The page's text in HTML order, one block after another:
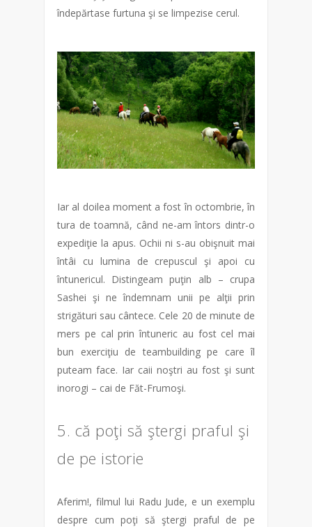
îndepărtase furtuna şi se limpezise cerul.
Iar al doilea moment a fost în octombrie, în
tura de toamnă, când ne-am întors dintr-o
expediţie la apus. Ochii ni s-au obişnuit mai
întâi cu lumina de crepuscul şi apoi cu
întunericul. Distingeam puţin alb – crupa
Sashei şi ne îndemnam unii pe alţii prin
strigături sau cântece. Cele 20 de minute de
mers pe cal prin întuneric au fost cel mai
bun exerciţiu de teambuilding pe care îl
puteam face. Iar caii noştri au fost şi sunt
inorogi – cai de Făt-Frumoşi.
5. că poţi să ştergi praful şi
de pe istorie
Aferim!, filmul lui Radu Jude, e un exemplu
despre cum poţi să ştergi praful de pe